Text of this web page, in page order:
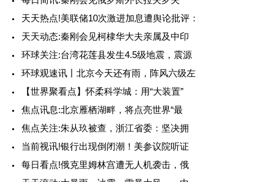
天天热点!美联储10次激进加息遭舆论批评：
天天动态:秦刚会见柯棣华大夫亲属及中印
环球关注:台湾花莲县发生4.5级地震，震源
环球观速讯丨北京今天还有雨，阵风六级左
【世界聚看点】怀柔科学城：用“大装置”
焦点讯息:北京雁栖湖畔，将点亮世界“最
焦点关注:朱从玖被查，浙江省委：坚决拥
当前视讯!银行出现倒闭潮！美参议院听证
每日看点!俄克里姆林宫遭无人机袭击，俄